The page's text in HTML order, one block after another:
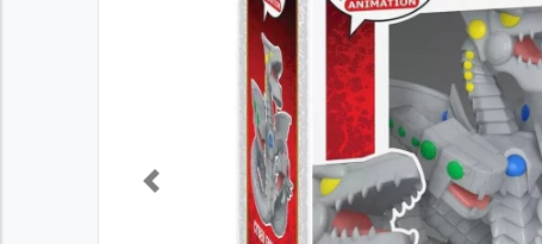
Previous